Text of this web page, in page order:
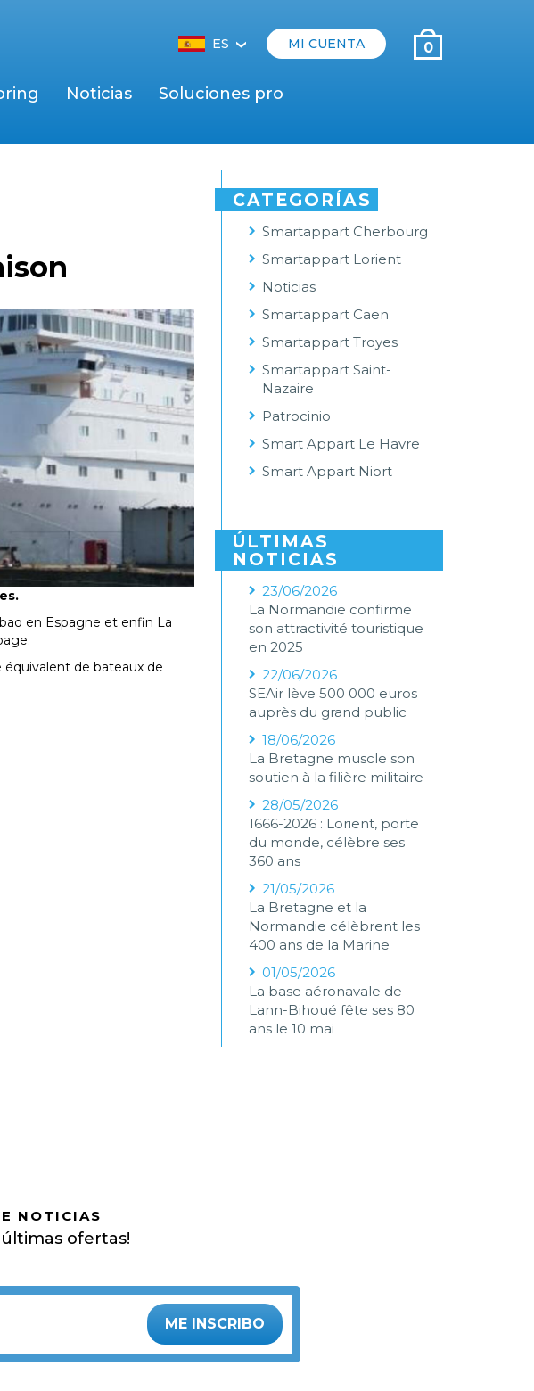
ES‹ MI CUENTA 0
Noticias Soluciones pro
en Espagne et enfin La
équivalent de bateaux de
CATEGORÍAS
Smartappart Cherbourg
Smartappart Lorient
Noticias
Smartappart Caen
Smartappart Troyes
Smartappart Saint-
Nazaire
Patrocinio
Smart Appart Le Havre
Smart Appart Niort
ÚLTIMAS
NOTICIAS
23/06/2026
La Normandie confirme
son attractivité touristique
en 2025
22/06/2026
SEAir lève 500 000 euros
auprès du grand public
18/06/2026
La Bretagne muscle son
soutien à la filière militaire
28/05/2026
1666-2026 : Lorient, porte
du monde, célèbre ses
360 ans
21/05/2026
La Bretagne et la
Normandie célèbrent les
400 ans de la Marine
01/05/2026
La base aéronavale de
Lann-Bihoué fête ses 80
ans le 10 mai
NOTICIAS
ofertas!
ME INSCRIBO